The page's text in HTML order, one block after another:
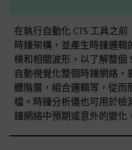
在執行自動化 CTS 工具之
時鐘架構，並產生時鐘邏
樸和相關波形，以了解整個
自動視覺化整個時鐘網絡
體階層，組合邏輯等，從而
檔。時鐘分析儀也可用於檢
鐘網絡中預期或意外的變化